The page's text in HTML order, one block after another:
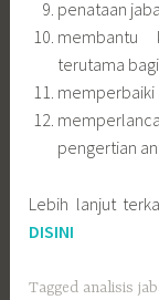
DISINI
Taggedanalisis
Jabatan Bidan
Jabatan Perawat
Analisis Jabatan
Rekam Medis ,
abk,Anjab ABK
Anjab ABK